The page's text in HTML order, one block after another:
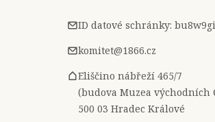
ID datové schránky: bu8w9gi
komitet@1866.cz
Eliščino nábřeží 465/7
(budova Muzea východních
500 03 Hradec Králové